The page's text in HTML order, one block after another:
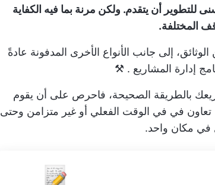
للتطوير أن يتقدم. ولكن مرنة بما فيه الكفاية
المختلفة.
إلى جانب الأنواع الأخرى المدفونة عادةً
إدارة المشاريع . ⚒️
بالطريقة الصحيحة، فاحرص على أن يقوم
تعاون في في الوقت الفعلي أو غير متزامن وحتى
في مكان واحد.